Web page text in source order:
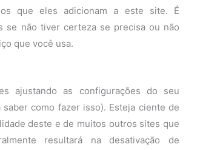
que eles adicionam a este site. É
se não tiver certeza se precisa ou não
que você usa.
ajustando as configurações do seu
como fazer isso). Esteja ciente de
deste e de muitos outros sites que
resultará na desativação de